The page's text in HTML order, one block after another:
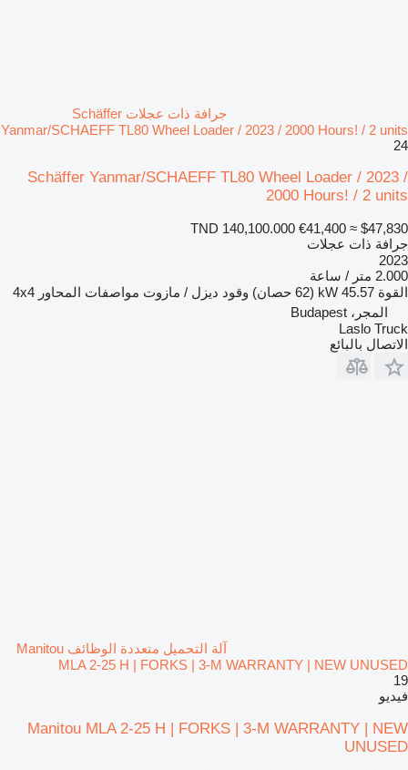
جرافة ذات عجلات Schäffer
Yanmar/SCHAEFF TL80 Wheel Loader / 2023 / 2000 Hours! / 2 units
24
Schäffer Yanmar/SCHAEFF TL80 Wheel Loader / 2023 /
2000 Hours! / 2 units
TND 140,100.000 €41,400 ≈ $47,830
جرافة ذات عجلات
2023
2.000 متر / ساعة
القوة 45.57 kW (62 حصان) وقود ديزل / مازوت مواصفات المحاور 4x4
المجر، Budapest
Laslo Truck
الاتصال بالبائع
آلة التحميل متعددة الوظائف Manitou
MLA 2-25 H | FORKS | 3-M WARRANTY | NEW UNUSED
19
فيديو
Manitou MLA 2-25 H | FORKS | 3-M WARRANTY | NEW
UNUSED